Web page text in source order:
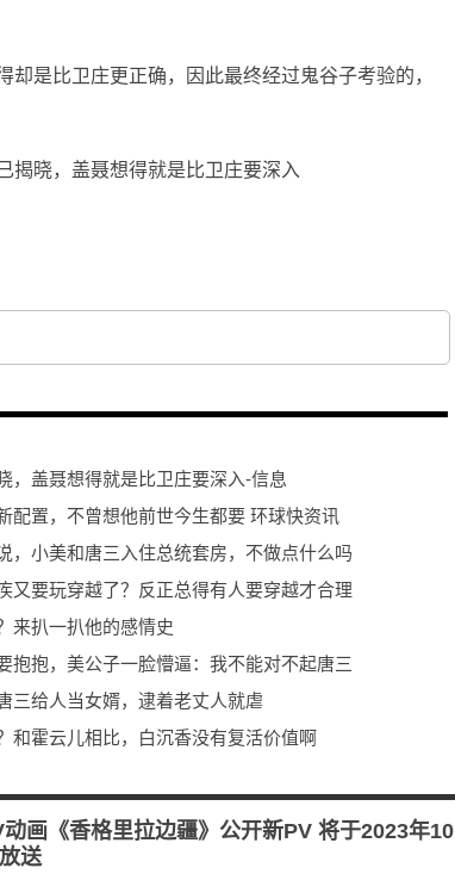
却是比卫庄更正确，因此最终经过鬼谷子考验的，
揭晓，盖聂想得就是比卫庄要深入
，盖聂想得就是比卫庄要深入-信息
配置，不曾想他前世今生都要 环球快资讯
，小美和唐三入住总统套房，不做点什么吗
又要玩穿越了？反正总得有人要穿越才合理
来扒一扒他的感情史
抱抱，美公子一脸懵逼：我不能对不起唐三
三给人当女婿，逮着老丈人就虐
和霍云儿相比，白沉香没有复活价值啊
动画《香格里拉边疆》公开新PV 将于2023年10
送